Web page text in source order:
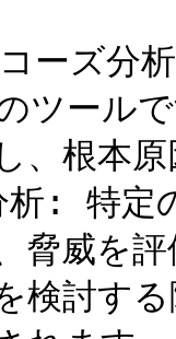
ーズ分
ツール
、根本
析: 特定
脅威を
検討す